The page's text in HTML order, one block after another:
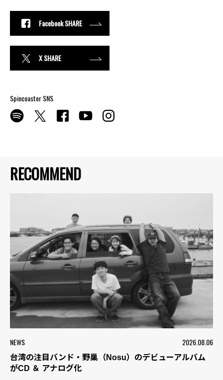
RECOMMEND
NEWS 2026.08.06
台湾の注目バンド・野巢（Nosu）のデビューアルバム
がCD ＆ アナログ化
Facebook SHARE
X SHARE
Spincoaster SNS